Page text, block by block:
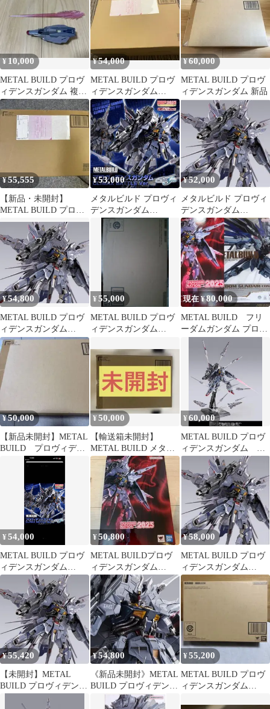
¥10,000
METAL BUILD プロヴ
ィデンスガンダム 複合
兵装防盾システム ビ
ーム
¥54,000
METAL BUILD プロヴ
ィデンスガンダム
CLIMAXBATTLE Ver
¥60,000
METAL BUILD プロヴ
ィデンスガンダム 新品
¥55,555
【新品・未開封】
METAL BUILD プロヴ
ィデンスガンダム
¥53,000
メタルビルド プロヴィ
デンスガンダム
CLIMAX BATTLE Ver.
新品
¥52,000
メタルビルド プロヴィ
デンスガンダム
CLIMAX BATTLE ver.
¥54,800
METAL BUILD プロヴ
ィデンスガンダム
CLIMAX BATTLE
¥55,000
METAL BUILD プロヴ
ィデンスガンダム
現在 ¥80,000
METAL BUILD フリ
ーダムガンダム プロヴ
ィデンスガンダム
¥50,000
【新品未開封】METAL
BUILD プロヴィデン
スガンダム メタルビ
¥50,000
【輸送箱未開封】
METAL BUILD メタル
ビルド プロヴィデンス
ガンダム
¥60,000
METAL BUILD プロヴ
ィデンスガンダム 新
品
¥54,000
METAL BUILD プロヴ
ィデンスガンダム
CLIMAX BATTLE
¥50,800
METAL BUILDプロヴ
ィデンスガンダム
CLIMAX BATTLE ver.
¥58,000
METAL BUILD プロヴ
ィデンスガンダム
CLIMAX メタルビルド
¥55,420
【未開封】METAL
BUILD プロヴィデンス
ガンダム CLIMAX
¥54,800
《新品未開封》METAL
BUILD プロヴィデンス
ガンダム
¥55,200
METAL BUILD プロヴ
ィデンスガンダム